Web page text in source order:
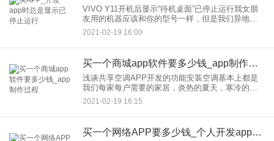
VIVO Y11开机后显示“待机桌面”已停止运行我女朋
友用的机器应该和你的型号一样，但是我们异地，
我没有用过她的手机，不过我查了下配置，以我对
手机的了解，Y11的512内存应该是根本运行不了现
2021-02-19 16:00
买一个商城app软件要多少钱_app制作过程
浅谈共享空调APP开发的功能安装空调基本上都是
我们每家每户需要的家居，炎热的夏天，寒冷的冬
天，我们都需要空调里降温和取暖。租房子买一台
空调好像有点不太现实，只要交押金，工作人员就
2021-02-19 16:15
买一个网络APP要多少钱_个人开发app能赚多少钱